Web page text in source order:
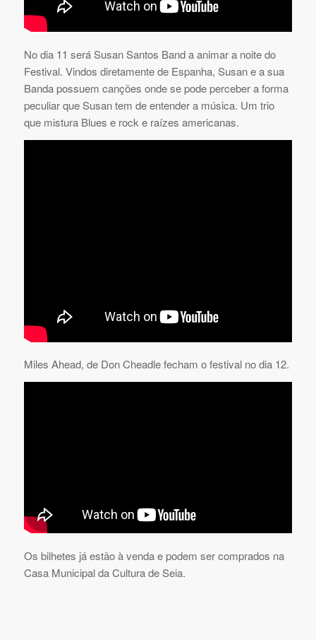
No dia 11 será Susan Santos Band a animar a noite do
Festival. Vindos diretamente de Espanha, Susan e a sua
Banda possuem canções onde se pode perceber a forma
peculiar que Susan tem de entender a música. Um trio
que mistura Blues e rock e raízes americanas.
Miles Ahead, de Don Cheadle fecham o festival no dia 12.
Os bilhetes já estão à venda e podem ser comprados na
Casa Municipal da Cultura de Seia.